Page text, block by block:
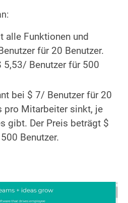
alle Funktionen und
für 20 Benutzer.
5,53/ Benutzer für 500
bei $ 7/ Benutzer für 20
pro Mitarbeiter sinkt, je
gibt. Der Preis beträgt $
Benutzer.